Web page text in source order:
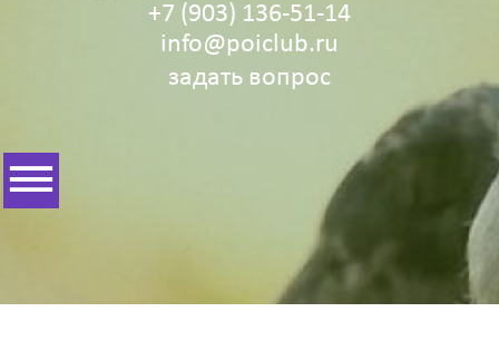
+7 (903) 136‑51‑14
info@poiclub.ru
задать вопрос